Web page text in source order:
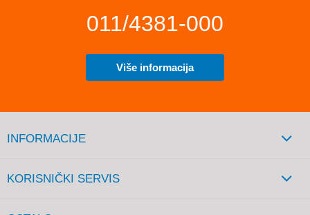
011/4381-000
Više informacija
INFORMACIJE
KORISNIČKI SERVIS